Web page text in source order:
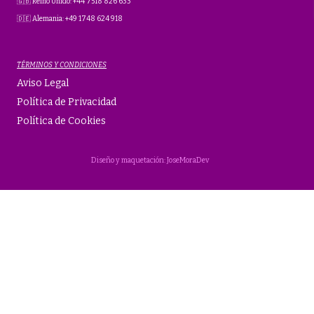
🇩🇪 Alemania: +49 1748 624 918
TÉRMINOS Y CONDICIONES
Aviso Legal
Política de Privacidad
Política de Cookies
Diseño y maquetación: JoseMoraDev